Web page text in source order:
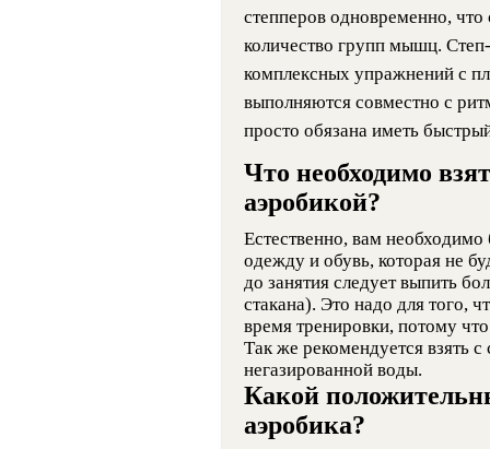
степперов одновременно, что
количество групп мышц.
комплексных упражнений с
выполняются совместно с
просто обязана иметь
Что необходимо
аэробикой?
Естественно, вам
одежду и обувь, которая не
до занятия следует выпить
стакана). Это надо для того,
время тренировки, потому
Так же рекомендуется взять
негазированной воды.
Какой
аэробика?